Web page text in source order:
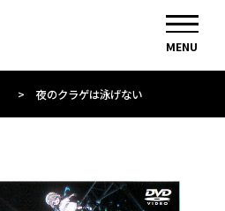
> 夜のクラゲは泳げない